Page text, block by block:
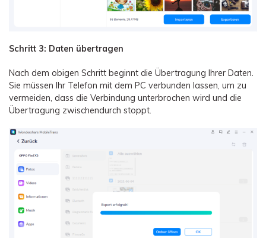
Schritt 3: Daten übertragen
Nach dem obigen Schritt beginnt die Übertragung Ihrer Daten.
Sie müssen Ihr Telefon mit dem PC verbunden lassen, um zu
vermeiden, dass die Verbindung unterbrochen wird und die
Übertragung zwischendurch stoppt.